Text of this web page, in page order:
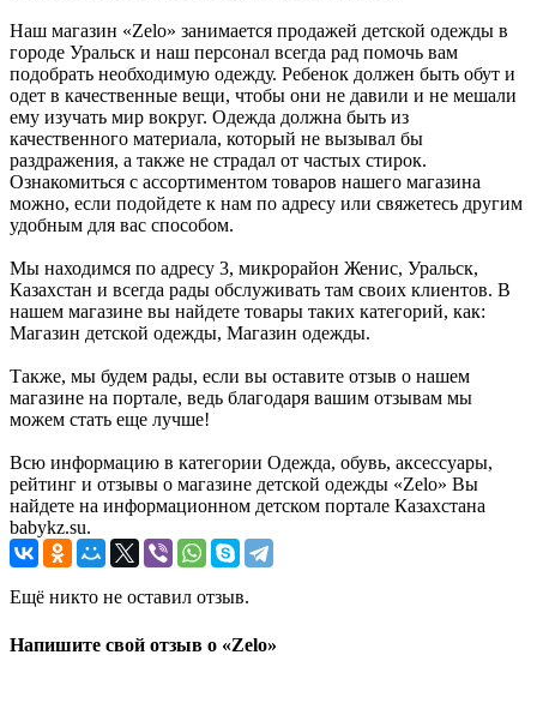
Наш магазин «Zelo» занимается продажей детской одежды в
городе Уральск и наш персонал всегда рад помочь вам
подобрать необходимую одежду. Ребенок должен быть обут и
одет в качественные вещи, чтобы они не давили и не мешали
ему изучать мир вокруг. Одежда должна быть из
качественного материала, который не вызывал бы
раздражения, а также не страдал от частых стирок.
Ознакомиться с ассортиментом товаров нашего магазина
можно, если подойдете к нам по адресу или свяжетесь другим
удобным для вас способом.
Мы находимся по адресу 3, микрорайон Женис, Уральск,
Казахстан и всегда рады обслуживать там своих клиентов. В
нашем магазине вы найдете товары таких категорий, как:
Магазин детской одежды, Магазин одежды.
Также, мы будем рады, если вы оставите отзыв о нашем
магазине на портале, ведь благодаря вашим отзывам мы
можем стать еще лучше!
Всю информацию в категории Одежда, обувь, аксессуары,
рейтинг и отзывы о магазине детской одежды «Zelo» Вы
найдете на информационном детском портале Казахстана
babykz.su.
Ещё никто не оставил отзыв.
Напишите свой отзыв о «Zelo»